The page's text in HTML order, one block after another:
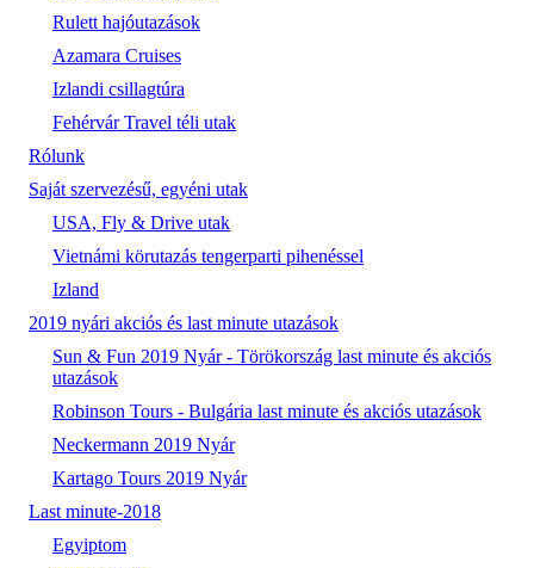
Rulett hajóutazások
Azamara Cruises
Izlandi csillagtúra
Fehérvár Travel téli utak
Rólunk
Saját szervezésű, egyéni utak
USA, Fly & Drive utak
Vietnámi körutazás tengerparti pihenéssel
Izland
2019 nyári akciós és last minute utazások
Sun & Fun 2019 Nyár - Törökország last minute és akciós
utazások
Robinson Tours - Bulgária last minute és akciós utazások
Neckermann 2019 Nyár
Kartago Tours 2019 Nyár
Last minute-2018
Egyiptom